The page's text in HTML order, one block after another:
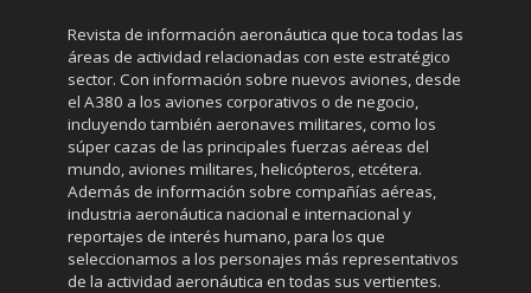
Revista de información aeronáutica que toca todas las
áreas de actividad relacionadas con este estratégico
sector. Con información sobre nuevos aviones, desde
el A380 a los aviones corporativos o de negocio,
incluyendo también aeronaves militares, como los
súper cazas de las principales fuerzas aéreas del
mundo, aviones militares, helicópteros, etcétera.
Además de información sobre compañías aéreas,
industria aeronáutica nacional e internacional y
reportajes de interés humano, para los que
seleccionamos a los personajes más representativos
de la actividad aeronáutica en todas sus vertientes.